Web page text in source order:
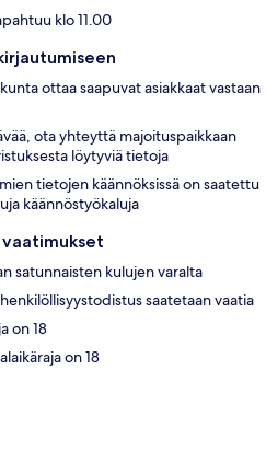
klo 11.00
ottaa saapuvat asiakkaat vastaan
ota yhteyttä majoituspaikkaan
löytyviä tietoja
tietojen käännöksissä on saatettu
käännöstyökaluja
satunnaisten kulujen varalta
saatetaan vaatia
on 18
on 18